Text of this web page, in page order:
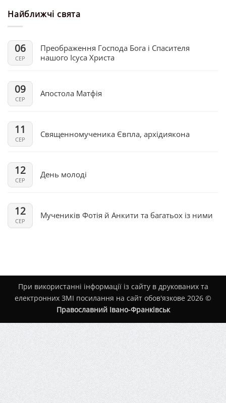
Найближчі свята
06
СЕР
Преображення Господа Бога і Спасителя
нашого Ісуса Христа
09
СЕР
Апостола Матфія
11
СЕР
Священномученика Євпла, архідиякона
12
СЕР
День молоді
12
СЕР
Мучеників Фотія й Анкити та багатьох із ними
При використанні інформації із сайту в друкованих та
електронних ЗМІ посилання на сайт обов'язкове 2026 ©
Православний Івано-Франківськ